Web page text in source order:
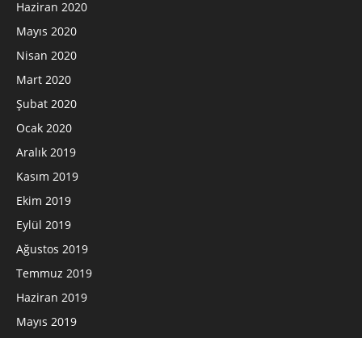
Haziran 2020
Mayıs 2020
Nisan 2020
Mart 2020
Şubat 2020
Ocak 2020
Aralık 2019
Kasım 2019
Ekim 2019
Eylül 2019
Ağustos 2019
Temmuz 2019
Haziran 2019
Mayıs 2019